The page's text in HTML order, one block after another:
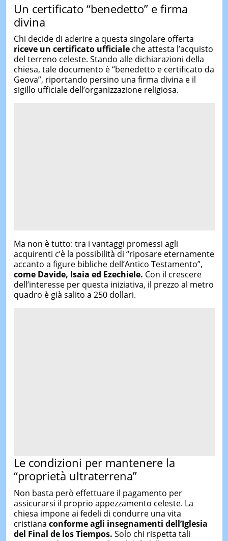
Un certificato “benedetto” e firma
divina
Chi decide di aderire a questa singolare offerta
riceve un certificato ufficialeche attesta l’acquisto
del terreno celeste. Stando alle dichiarazioni della
chiesa, tale documento è “benedetto e certificato da
Geova”, riportando persino una firma divina e il
sigillo ufficiale dell’organizzazione religiosa.
Ma non è tutto: tra i vantaggi promessi agli
acquirenti c’è la possibilità di “riposare eternamente
accanto a figure bibliche dell’Antico Testamento”,
come Davide, Isaia ed Ezechiele. Con il crescere
dell’interesse per questa iniziativa, il prezzo al metro
quadro è già salito a 250 dollari.
Le condizioni per mantenere la
“proprietà ultraterrena”
Non basta però effettuare il pagamento per
assicurarsi il proprio appezzamento celeste. La
chiesa impone ai fedeli di condurre una vita
cristiana conforme agli insegnamenti dell’Iglesia
del Final de los Tiempos. Solo chi rispetta tali